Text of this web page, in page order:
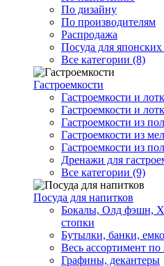
По дизайну
По производителям
Распродажа
Посуда для японских
Все категории (8)
Гастроемкости
Гастроемкости и
Гастроемкости и
Гастроемкости из
Гастроемкости из
Гастроемкости из
Дренажи для
Все категории (9)
Посуда для напитков
Бокалы, Олд фэшн,
стопки
Бутылки, банки,
Весь ассортимент
Графины, декантеры